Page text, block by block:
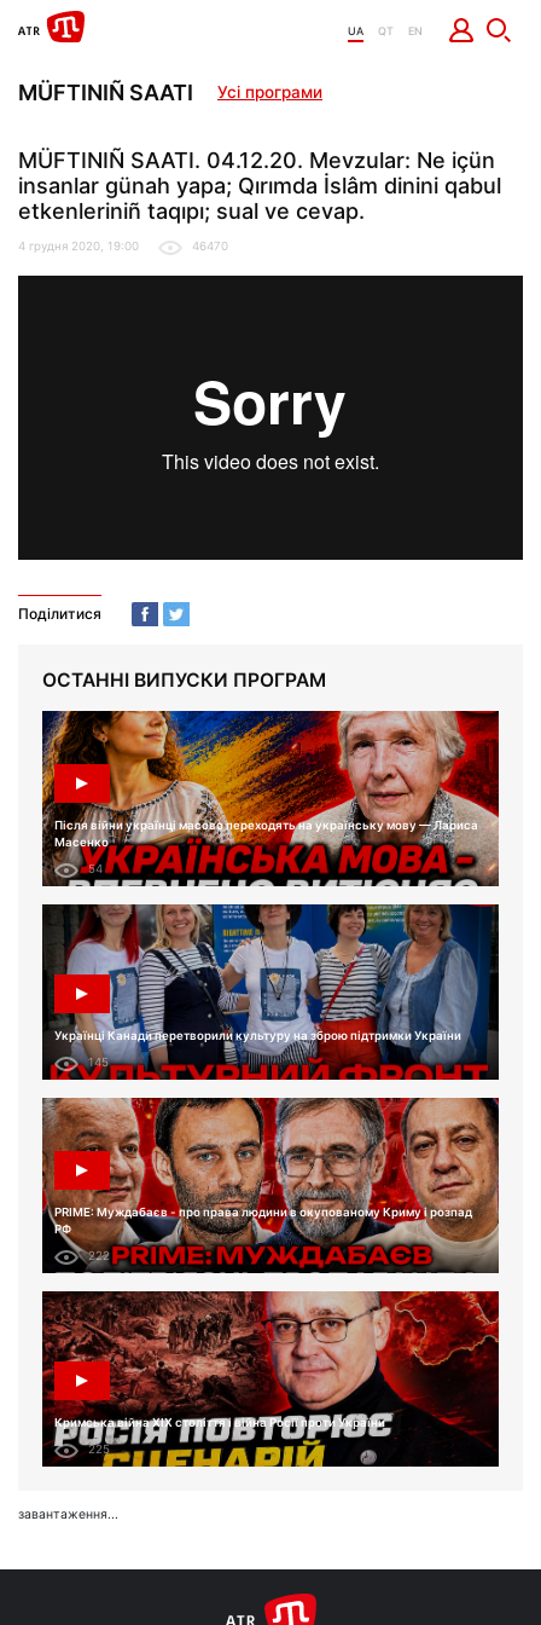
UA QT EN
MÜFTINIÑ SAATI Усі програми
MÜFTINIÑ SAATI. 04.12.20. Mevzular: Ne içün
insanlar günah yapa; Qırımda İslâm dinini qabul
etkenleriniñ taqıpı; sual ve cevap.
4 грудня 2020, 19:00 46470
Поділитися
ОСТАННІ ВИПУСКИ ПРОГРАМ
Після війни українці масово переходять на українську мову — Лариса
Масенко
54
Українці Канади перетворили культуру на зброю підтримки України
145
PRIME: Муждабаєв - про права людини в окупованому Криму і розпад
РФ
222
Кримська війна XIX століття і війна Росії проти України
225
завантаження...